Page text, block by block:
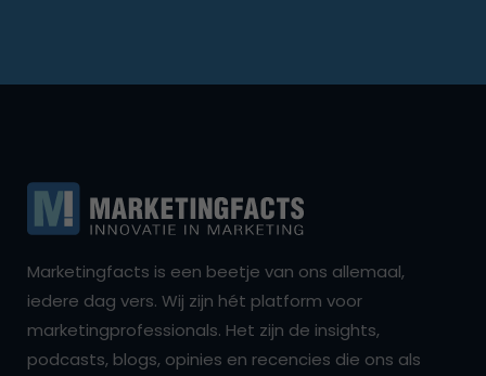
Marketingfacts is een beetje van ons allemaal,
iedere dag vers. Wij zijn hét platform voor
marketingprofessionals. Het zijn de insights,
podcasts, blogs, opinies en recencies die ons als